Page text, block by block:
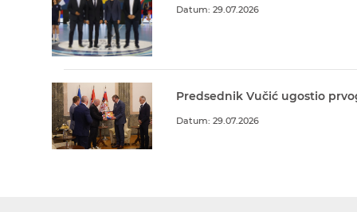
Datum: 29.07.2026
Predsednik Vučić ugostio
Datum: 29.07.2026